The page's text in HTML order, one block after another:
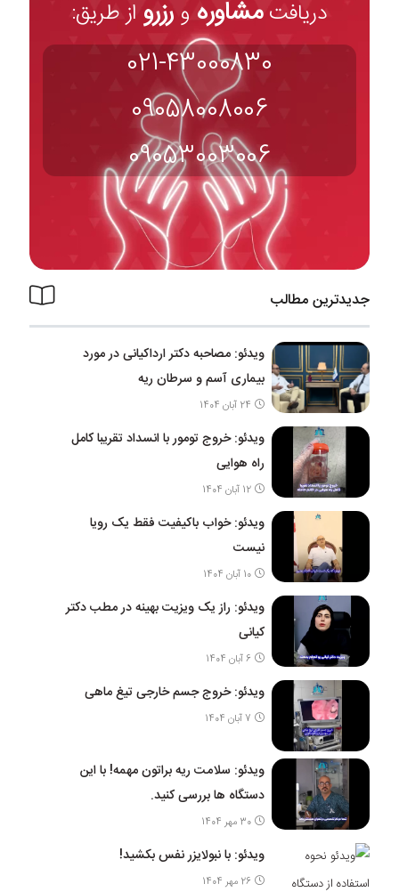
دریافتمشاوره و رزرو از طریق:
021-43000830
09058008006
09053003006
جدیدترین مطالب
ویدئو: مصاحبه دکتر ارداکیانی در مورد
بیماری آسم و سرطان ریه
24 آبان 1404
ویدئو: خروج تومور با انسداد تقریبا کامل
راه هوایی
12 آبان 1404
ویدئو: خواب باکیفیت فقط یک رویا
نیست
10 آبان 1404
ویدئو: راز یک ویزیت بهینه در مطب دکتر
کیانی
6 آبان 1404
ویدئو: خروج جسم خارجی تیغ ماهی
7 آبان 1404
ویدئو: سلامت ریه براتون مهمه! با این
دستگاه ها بررسی کنید.
30 مهر 1404
ویدئو: با نبولایزر نفس بکشید!
26 مهر 1404